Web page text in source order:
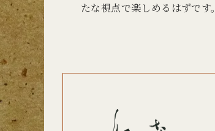
たな視点で楽しめるはずです。